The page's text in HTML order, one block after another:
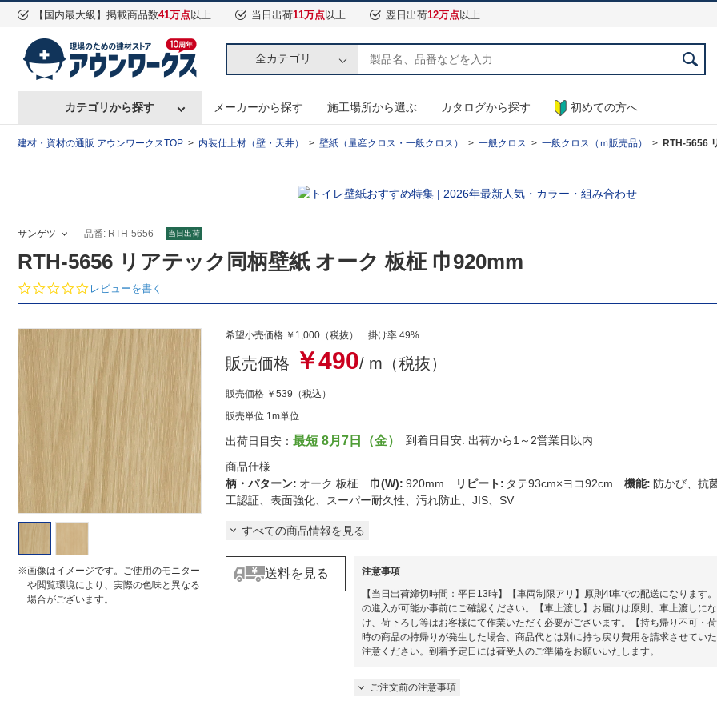
【国内最大級】掲載商品数41万点以上 当日出荷11万点以上 翌日出荷12万点以上
全カテゴリ
カテゴリから探す メーカーから探す 施工場所から選ぶ カタログから探す 初めての方へ
建材・資材の通販 アウンワークスTOP 内装仕上材（壁・天井） 壁紙（量産クロス・一般クロス） 一般クロス 一般クロス（ｍ販売品） RTH-5656
サンゲツ 品番: RTH-5656 当日出荷
RTH-5656 リアテック同柄壁紙 オーク 板柾 巾920mm
0.
0
t
a
g
レビューを書く
※画像はイメージです。ご使用のモニター
や閲覧環境により、実際の色味と異なる
場合がございます。
希望小売価格 ￥1,000（税抜） 掛け率 49%
販売価格 ￥490/ m（税抜）
販売価格 ￥539 （税込）
販売単位 1m単位
出荷日目安： 最短 8月7日（金） 到着日目安: 出荷から1～2営業日以内
商品仕様
柄・パターン: オーク 板柾 巾(W): 920mm リピート: タテ93cm×ヨコ92cm機能: 防かび、抗
工認証、表面強化、スーパー耐久性、汚れ防止、JIS、SV
すべての商品情報を見る
注意事項
【当日出荷締切時間：平日13時】【車両制限アリ】原則4t車での配送になります
の進入が可能か事前にご確認ください​。【車上渡し】お届けは原則、車上渡しに
け、荷下ろし等はお客様にて作業いただく必要がございます。【持ち帰り不可・
時の商品の持帰りが発生した場合、商品代とは別に持ち戻り費用を請求させてい
注意ください。到着予定日には荷受人のご準備をお願いいたします。​
ご注文前の注意事項
送料を見る